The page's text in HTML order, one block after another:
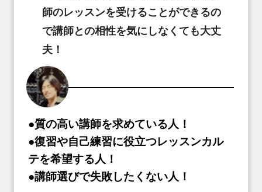
師のレッスンを受けることができるの
で講師との相性を気にしなくても大丈
夫！
●質の高い講師を求めている人！
●復習や自己練習に役立つレッスンカル
テを希望する人！
●講師選びで失敗したくない人！